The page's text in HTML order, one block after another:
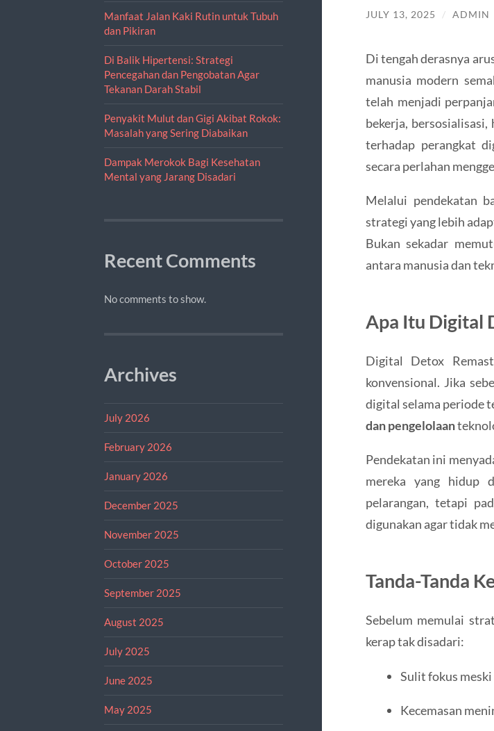
Manfaat Jalan Kaki Rutin untuk Tubuh
dan Pikiran
Di Balik Hipertensi: Strategi
Pencegahan dan Pengobatan Agar
Tekanan Darah Stabil
Penyakit Mulut dan Gigi Akibat Rokok:
Masalah yang Sering Diabaikan
Dampak Merokok Bagi Kesehatan
Mental yang Jarang Disadari
Recent Comments
No comments to show.
Archives
July 2026
February 2026
January 2026
December 2025
November 2025
October 2025
September 2025
August 2025
July 2025
June 2025
May 2025
JULY 13, 2025 / ADMIN
Di tengah derasnya
manusia modern
telah menjadi
bekerja,
terhadap perangkat
secara perlahan
Melalui pendekatan
strategi yang lebih
Bukan sekadar
antara manusia dan
Apa Itu Digital
Digital Detox
konvensional. Jika
digital selama periode
dan pengelolaan
Pendekatan ini
mereka yang hidup
pelarangan, tetapi
digunakan agar tidak
Tanda-Tanda
Sebelum memulai
kerap tak disadari:
Sulit fokus
Kecemasan